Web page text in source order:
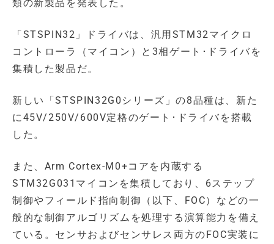
類の新製品を発表した。
「STSPIN32」ドライバは、汎用STM32マイクロ
コントローラ（マイコン）と3相ゲート･ドライバを
集積した製品だ。
新しい「STSPIN32G0シリーズ」の8品種は、新た
に45V/250V/600V定格のゲート･ドライバを搭載
した。
また、Arm Cortex-M0+コアを内蔵する
STM32G031マイコンを集積しており、6ステップ
制御やフィールド指向制御（以下、FOC）などの一
般的な制御アルゴリズムを処理する演算能力を備え
ている。センサおよびセンサレス両方のFOC実装に